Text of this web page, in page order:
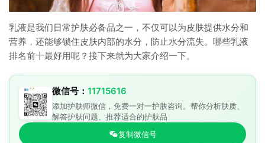
乳液是我们日常护肤必备品之一，不仅可以为皮肤提供水分和
营养，还能够锁住皮肤内部的水分，防止水分流失。哪些乳液
排名前十最好用呢？接下来就为大家介绍一下。
微信号： 11715616
添加护肤师微信，免费一对一护肤咨询。帮你分析肤质、
解答护肤问题、推荐适合的护肤品
复制微信号